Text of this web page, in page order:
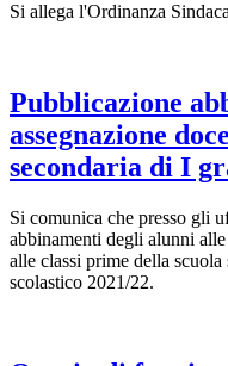
Si allega l'Ordinanza
Pubblicazione
assegnazione
secondaria di I
Si comunica che presso gli
abbinamenti degli alunni
alle classi prime della
scolastico 2021/22.